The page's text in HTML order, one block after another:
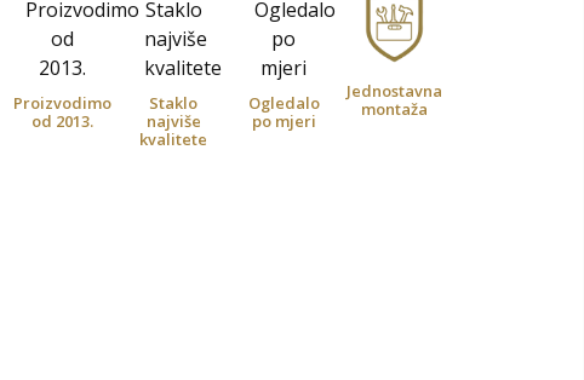
Proizvodimo
od 2013.
Staklo
najviše
kvalitete
Ogledalo
po mjeri
Jednostavna
montaža